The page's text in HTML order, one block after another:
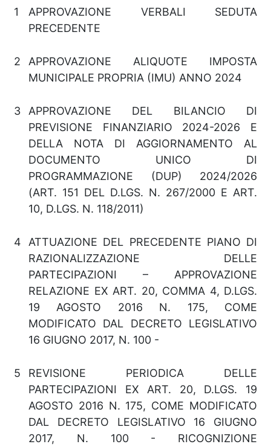
1
APPROVAZIONE VERBALI SEDUTA
PRECEDENTE
2
APPROVAZIONE ALIQUOTE IMPOSTA
MUNICIPALE PROPRIA (IMU) ANNO 2024
3
APPROVAZIONE DEL BILANCIO DI
PREVISIONE FINANZIARIO 2024-2026 E
DELLA NOTA DI AGGIORNAMENTO AL
DOCUMENTO UNICO DI
PROGRAMMAZIONE (DUP) 2024/2026
(ART. 151 DEL D.LGS. N. 267/2000 E ART.
10, D.LGS. N. 118/2011)
4
ATTUAZIONE DEL PRECEDENTE PIANO DI
RAZIONALIZZAZIONE DELLE
PARTECIPAZIONI – APPROVAZIONE
RELAZIONE EX ART. 20, COMMA 4, D.LGS.
19 AGOSTO 2016 N. 175, COME
MODIFICATO DAL DECRETO LEGISLATIVO
16 GIUGNO 2017, N. 100 -
5
REVISIONE PERIODICA DELLE
PARTECIPAZIONI EX ART. 20, D.LGS. 19
AGOSTO 2016 N. 175, COME MODIFICATO
DAL DECRETO LEGISLATIVO 16 GIUGNO
2017, N. 100 - RICOGNIZIONE